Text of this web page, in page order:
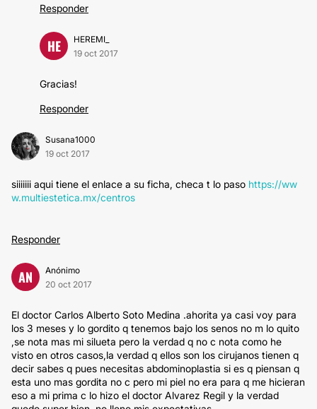
Responder
HE
HEREMI_
19 oct 2017
Gracias!
Responder
Susana1000
19 oct 2017
siiiiiii aqui tiene el enlace a su ficha, checa t lo paso https://ww
w.multiestetica.mx/centros
Responder
AN
Anónimo
20 oct 2017
El doctor Carlos Alberto Soto Medina .ahorita ya casi voy para
los 3 meses y lo gordito q tenemos bajo los senos no m lo quito
,se nota mas mi silueta pero la verdad q no c nota como he
visto en otros casos,la verdad q ellos son los cirujanos tienen q
decir sabes q pues necesitas abdominoplastia si es q piensan q
esta uno mas gordita no c pero mi piel no era para q me hicieran
eso a mi prima c lo hizo el doctor Alvarez Regil y la verdad